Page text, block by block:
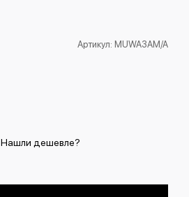
Артикул: MUWA3AM/A
Нашли дешевле?